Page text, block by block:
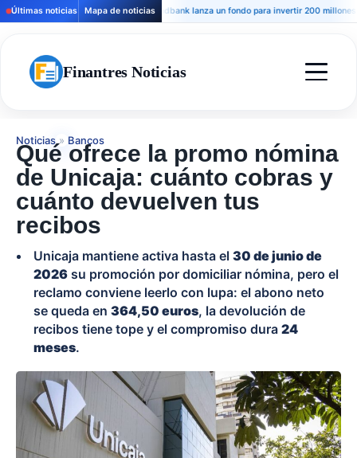
Últimas noticias Mapa de noticiasAndbank lanza un fondo para invertir 200 millones en
Finantres Noticias
Noticias » Bancos
Qué ofrece la promo nómina
de Unicaja: cuánto cobras y
cuánto devuelven tus
recibos
Unicaja mantiene activa hasta el 30 de junio de
2026 su promoción por domiciliar nómina, pero el
reclamo conviene leerlo con lupa: el abono neto
se queda en 364,50 euros, la devolución de
recibos tiene tope y el compromiso dura 24
meses.